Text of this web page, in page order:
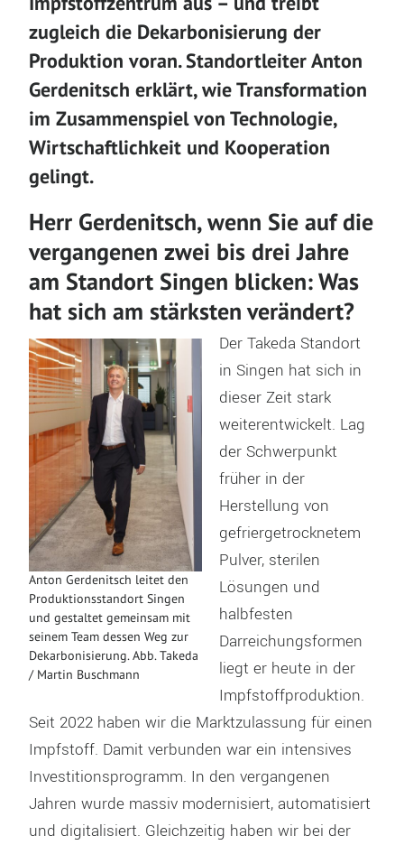
zugleich die Dekarbonisierung der
Produktion voran. Standortleiter Anton
Gerdenitsch erklärt, wie Transformation
im Zusammenspiel von Technologie,
Wirtschaftlichkeit und Kooperation
gelingt.
Herr Gerdenitsch, wenn Sie auf die
vergangenen zwei bis drei Jahre
am Standort Singen blicken: Was
hat sich am stärksten verändert?
Anton Gerdenitsch leitet den
Produktionsstandort Singen
und gestaltet gemeinsam mit
seinem Team dessen Weg zur
Dekarbonisierung. Abb. Takeda
/ Martin Buschmann
Der Takeda Standort
in Singen hat sich in
dieser Zeit stark
weiterentwickelt. Lag
der Schwerpunkt
früher in der
Herstellung von
gefriergetrocknetem
Pulver, sterilen
Lösungen und
halbfesten
Darreichungsformen
liegt er heute in der
Impfstoffproduktion.
Seit 2022 haben wir die Marktzulassung für einen
Impfstoff. Damit verbunden war ein intensives
Investitionsprogramm. In den vergangenen
Jahren wurde massiv modernisiert, automatisiert
und digitalisiert. Gleichzeitig haben wir bei der